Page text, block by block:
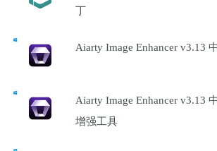
丁
Aiarty Image Enhancer v3.13
Aiarty Image Enhancer v3.13
增强工具